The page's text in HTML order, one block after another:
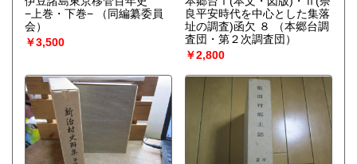
−上巻・下巻−
（同編纂委員
会）
￥3,500
良平安時代を中心とした集落
址の調査)函欠 ８
（本郷台調
査団・第２次調査団）
￥2,800